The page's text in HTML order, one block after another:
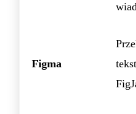
Figma